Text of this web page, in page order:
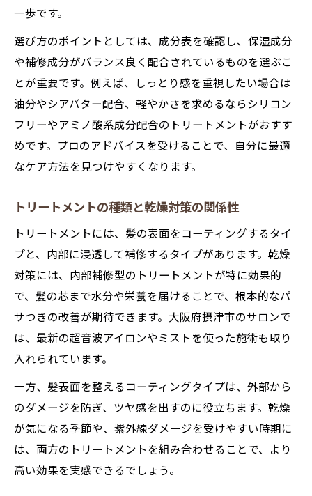
一歩です。
選び方のポイントとしては、成分表を確認し、保湿成分
や補修成分がバランス良く配合されているものを選ぶこ
とが重要です。例えば、しっとり感を重視したい場合は
油分やシアバター配合、軽やかさを求めるならシリコン
フリーやアミノ酸系成分配合のトリートメントがおすす
めです。プロのアドバイスを受けることで、自分に最適
なケア方法を見つけやすくなります。
トリートメントの種類と乾燥対策の関係性
トリートメントには、髪の表面をコーティングするタイ
プと、内部に浸透して補修するタイプがあります。乾燥
対策には、内部補修型のトリートメントが特に効果的
で、髪の芯まで水分や栄養を届けることで、根本的なパ
サつきの改善が期待できます。大阪府摂津市のサロンで
は、最新の超音波アイロンやミストを使った施術も取り
入れられています。
一方、髪表面を整えるコーティングタイプは、外部から
のダメージを防ぎ、ツヤ感を出すのに役立ちます。乾燥
が気になる季節や、紫外線ダメージを受けやすい時期に
は、両方のトリートメントを組み合わせることで、より
高い効果を実感できるでしょう。